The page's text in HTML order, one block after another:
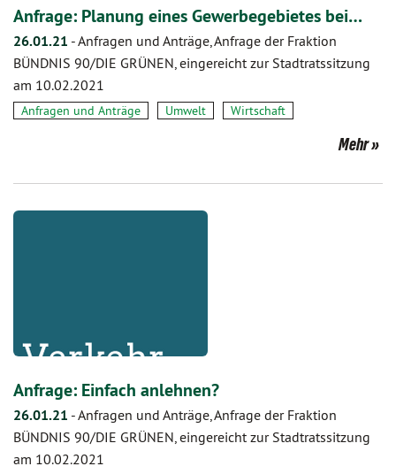
Anfrage: Planung eines Gewerbegebietes bei…
26.01.21 -Anfragen und Anträge, Anfrage der Fraktion
BÜNDNIS 90/DIE GRÜNEN, eingereicht zur Stadtratssitzung
am 10.02.2021
Anfragen und Anträge Umwelt Wirtschaft
Mehr
Anfrage: Einfach anlehnen?
26.01.21 -Anfragen und Anträge, Anfrage der Fraktion
BÜNDNIS 90/DIE GRÜNEN, eingereicht zur Stadtratssitzung
am 10.02.2021